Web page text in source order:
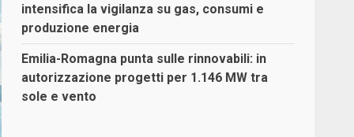
intensifica la vigilanza su gas, consumi e
produzione energia
Emilia-Romagna punta sulle rinnovabili: in
autorizzazione progetti per 1.146 MW tra
sole e vento